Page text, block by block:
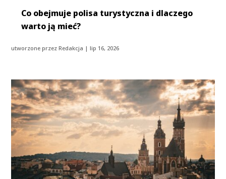
Co obejmuje polisa turystyczna i dlaczego
warto ją mieć?
utworzone przezRedakcja |lip 16, 2026